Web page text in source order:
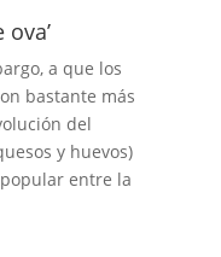
a que los
bastante más
del
y huevos)
entre la